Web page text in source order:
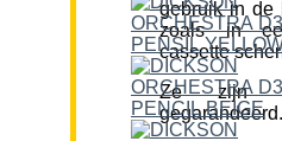
gebruik in de
zoals in
cassette
Ze zijn
gegarandeerd.